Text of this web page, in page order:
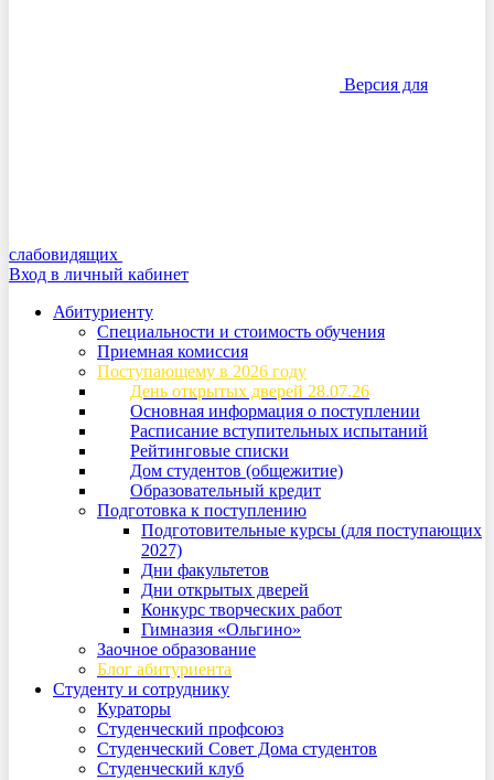
Версия для
слабовидящих
Вход в личный кабинет
Абитуриенту
Специальности и стоимость обучения
Приемная комиссия
Поступающему в 2026 году
День открытых дверей 28.07.26
Основная информация о поступлении
Расписание вступительных испытаний
Рейтинговые списки
Дом студентов (общежитие)
Образовательный кредит
Подготовка к поступлению
Подготовительные курсы (для поступающих
2027)
Дни факультетов
Дни открытых дверей
Конкурс творческих работ
Гимназия «Ольгино»
Заочное образование
Блог абитуриента
Студенту и сотруднику
Кураторы
Студенческий профсоюз
Студенческий Совет Дома студентов
Студенческий клуб